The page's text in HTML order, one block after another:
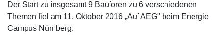
Der Start zu insgesamt 9 Bauforen zu 6 verschiedenen
Themen fiel am 11. Oktober 2016 „Auf AEG" beim Energie
Campus Nürnberg.